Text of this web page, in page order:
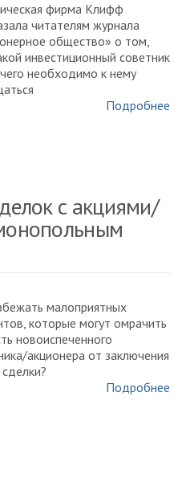
фирма Клифф
читателям журнала
общество» о том,
инвестиционный советник
необходимо к нему
Подробнее
с акциями/
малоприятных
которые могут омрачить
новоиспеченного
акционера от заключения
Подробнее